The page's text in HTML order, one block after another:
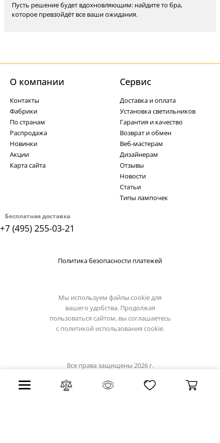
Пусть решение будет вдохновляющим: найдите то бра,
которое превзойдёт все ваши ожидания.
Бесплатная доставка
+7 (495) 255-03-21
О компании
Контакты
Фабрики
По странам
Распродажа
Новинки
Акции
Карта сайта
Cервис
Доставка и оплата
Установка светильников
Гарантия и качество
Возврат и обмен
Веб-мастерам
Дизайнерам
Отзывы
Новости
Статьи
Типы лампочек
Политика безопасности платежей
Мы используем файлы cookie для
вашего удобства. Продолжая
пользоваться сайтом, вы соглашаетесь
с политикой использования cookie.
Все права защищены 2026 г.